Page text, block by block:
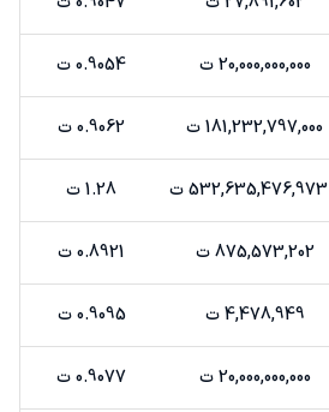
20,000,000,000 ت 0.9054 ت
181,232,797,000 ت 0.9062 ت
532,635,476,973 ت
1.28 ت
875,573,202 ت 0.8921 ت
4,478,949 ت 0.9095 ت
20,000,000,000 ت 0.9077 ت